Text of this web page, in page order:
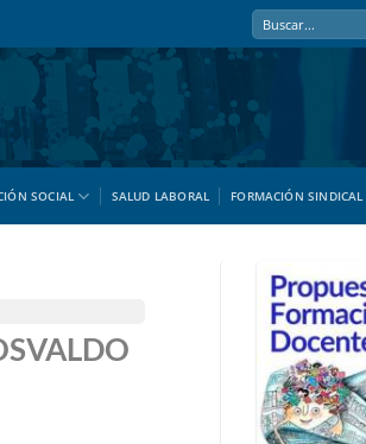
SOCIAL SALUD LABORAL FORMACIÓN SINDICAL